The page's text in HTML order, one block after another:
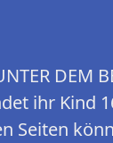
DEM
ihr Kind
Seiten